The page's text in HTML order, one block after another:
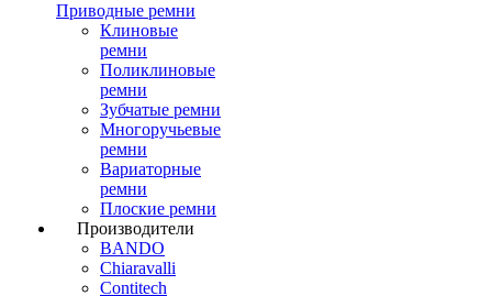
Приводные ремни
Клиновые
ремни
Поликлиновые
ремни
Зубчатые ремни
Многоручьевые
ремни
Вариаторные
ремни
Плоские ремни
Производители
BANDO
Chiaravalli
Contitech